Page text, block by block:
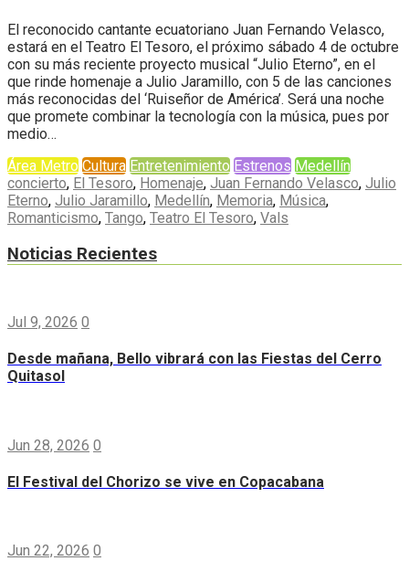
El reconocido cantante ecuatoriano Juan Fernando Velasco,
estará en el Teatro El Tesoro, el próximo sábado 4 de octubre
con su más reciente proyecto musical “Julio Eterno”, en el
que rinde homenaje a Julio Jaramillo, con 5 de las canciones
más reconocidas del ‘Ruiseñor de América’. Será una noche
que promete combinar la tecnología con la música, pues por
medio…
Área Metro Cultura Entretenimiento Estrenos Medellín
concierto, El Tesoro, Homenaje, Juan Fernando Velasco, Julio
Eterno, Julio Jaramillo, Medellín, Memoria, Música,
Romanticismo, Tango, Teatro El Tesoro, Vals
Noticias Recientes
Jul 9, 2026 0
Desde mañana, Bello vibrará con las Fiestas del Cerro
Quitasol
Jun 28, 2026 0
El Festival del Chorizo se vive en Copacabana
Jun 22, 2026 0